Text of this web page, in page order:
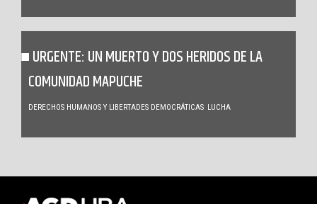
URGENTE: UN MUERTO Y DOS HERIDOS DE LA
COMUNIDAD MAPUCHE
DERECHOS HUMANOS Y LIBERTADES DEMOCRÁTICAS LUCHA